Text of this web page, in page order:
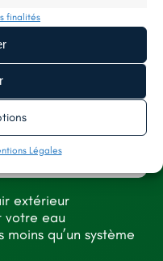
finalités
Légales
extérieur
votre eau
qu’un système